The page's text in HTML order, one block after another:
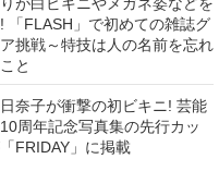
「FLASH」で初めての雑誌グ
挑戦～特技は人の名前を忘れ
と
奈子が衝撃の初ビキニ! 芸能
周年記念写真集の先行カッ
「FRIDAY」に掲載